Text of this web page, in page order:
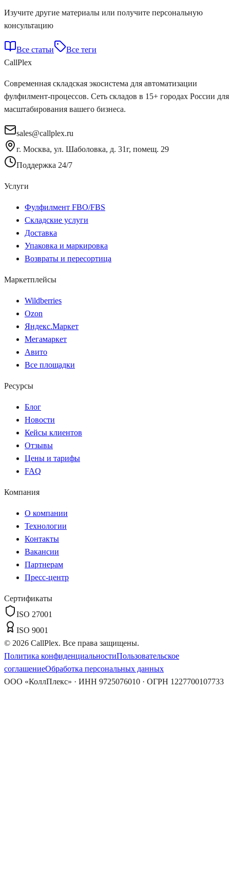
Изучите другие материалы или получите персональную
консультацию
Все статьи
Все теги
CallPlex
Современная складская экосистема для автоматизации
фулфилмент-процессов. Сеть складов в 15+ городах России для
масштабирования вашего бизнеса.
sales@callplex.ru
г. Москва, ул. Шаболовка, д. 31г, помещ. 29
Поддержка 24/7
Услуги
Фулфилмент FBO/FBS
Складские услуги
Доставка
Упаковка и маркировка
Возвраты и пересортица
Маркетплейсы
Wildberries
Ozon
Яндекс.Маркет
Мегамаркет
Авито
Все площадки
Ресурсы
Блог
Новости
Кейсы клиентов
Отзывы
Цены и тарифы
FAQ
Компания
О компании
Технологии
Контакты
Вакансии
Партнерам
Пресс-центр
Сертификаты
ISO 27001
ISO 9001
© 2026 CallPlex. Все права защищены.
Политика конфиденциальностиПользовательское
соглашениеОбработка персональных данных
ООО «КоллПлекс» · ИНН 9725076010 · ОГРН 1227700107733